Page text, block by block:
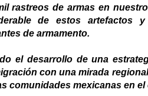
rastreos de armas en
de estos artefactos
de armamento.
el desarrollo de una
con una mirada
comunidades mexicanas en el